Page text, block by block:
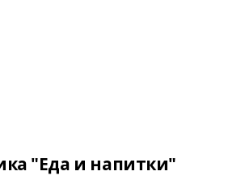
"Еда и напитки"